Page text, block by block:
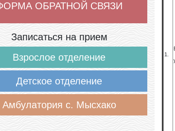
ОБРАТНОЙ СВЯЗИ
Записаться на прием
Взрослое отделение
Детское отделение
Амбулатория с. Мысхако
1.